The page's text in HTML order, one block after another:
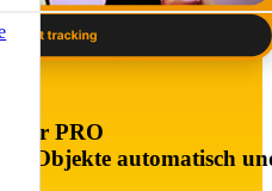
PRO
Objekte automatisch